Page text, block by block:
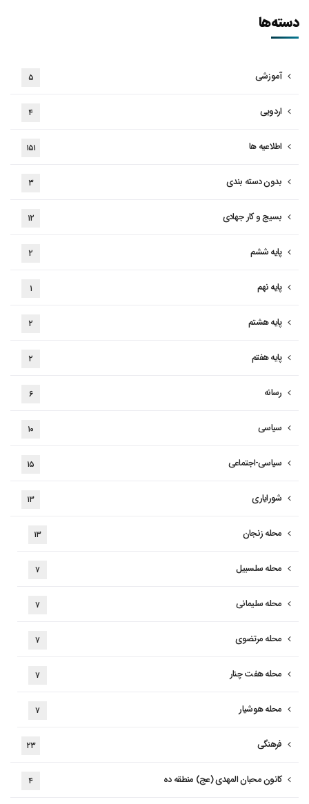
دسته‌ها
آموزشی ۵
اردویی ۴
اطلاعیه ها ۱۵۱
بدون دسته بندی ۳
بسیج و کار جهادی ۱۲
پایه ششم ۲
پایه نهم ۱
پایه هشتم ۲
پایه هفتم ۲
رسانه ۶
سیاسی ۱۰
سیاسی-اجتماعی ۱۵
شورایاری ۱۳
محله زنجان ۱۳
محله سلسبیل ۷
محله سلیمانی ۷
محله مرتضوی ۷
محله هفت چنار ۷
محله هوشیار ۷
فرهنگی ۲۳
کانون محبان المهدی (عج) منطقه ده ۴